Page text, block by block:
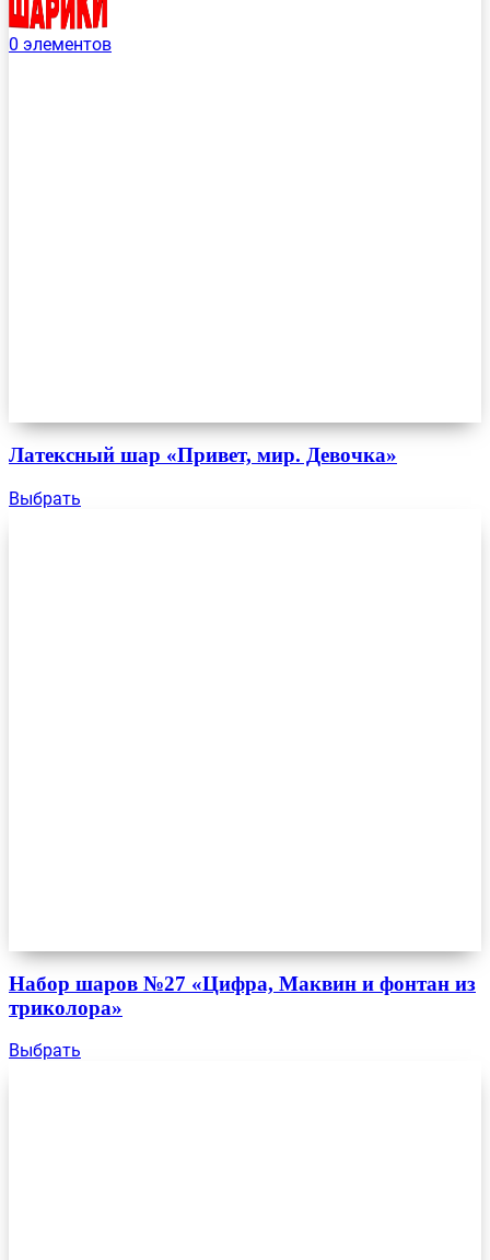
0 элементов
Латексный шар «Привет, мир. Девочка»
Выбрать
Набор шаров №27 «Цифра, Маквин и фонтан из
триколора»
Выбрать